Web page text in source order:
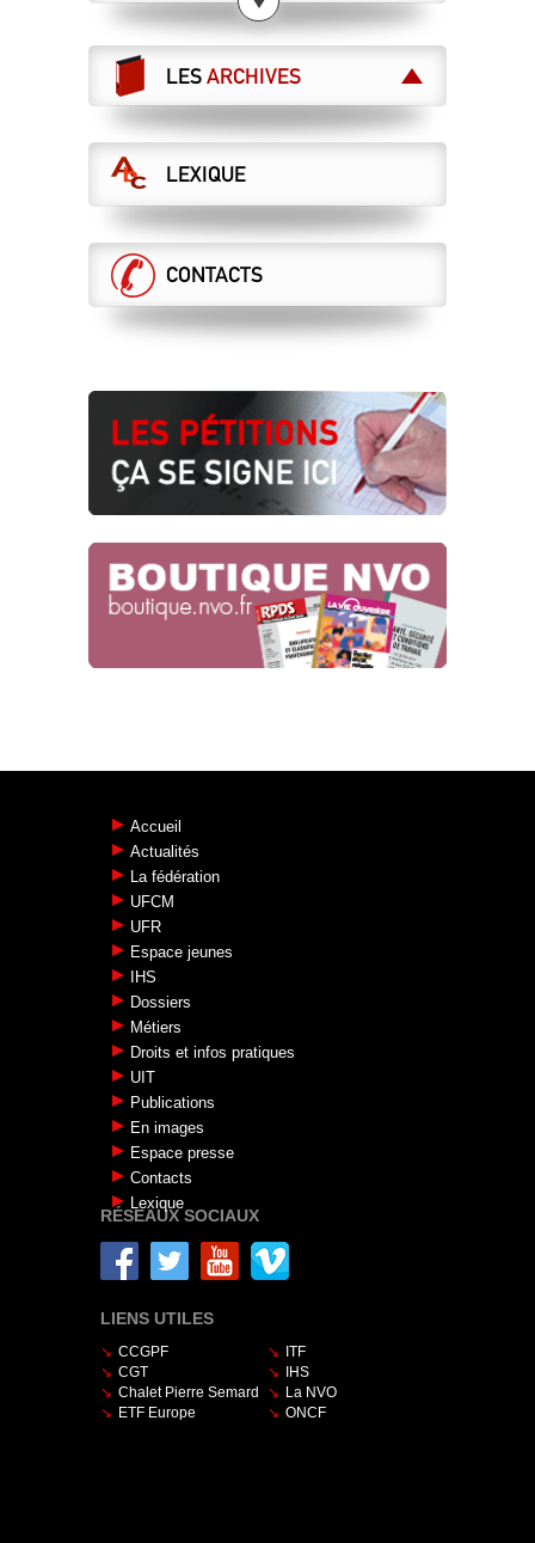
LES CHEMINOT·ES RETRAITÉ·ES
SONT APPELÉS À DIRE STOP À LA
LIBÉRALISATION DES CHEMINS DE
FER !
Le 28 mai, toutes et tous à Paris !
07.05.2024
LES MAÎTRISES ET CADRES
MANIFESTENT POUR LE SERVICE
PUBLIC !
28 mai : manifestation nationale à Paris
07.05.2024
RÉÉCRIRE L’HISTOIRE !
26.04.2024
UNE GRILLE UNIQUE POUR TOUS !
Tract n°2 de la campagne salaire
25.04.2024
L’ÉTHIQUE, TACTIQUE
SYSTÉMATIQUE !
Risques psycho-sociaux
22.04.2024
LESARCHIVES
LEXIQUE
CONTACTS
Accueil
Actualités
La fédération
UFCM
UFR
Espace jeunes
IHS
Dossiers
Métiers
Droits et infos pratiques
UIT
Publications
En images
Espace presse
Contacts
Lexique
RÉSEAUX SOCIAUX
LIENS UTILES
CCGPF
CGT
Chalet Pierre Semard
ETF Europe
ITF
IHS
La NVO
ONCF